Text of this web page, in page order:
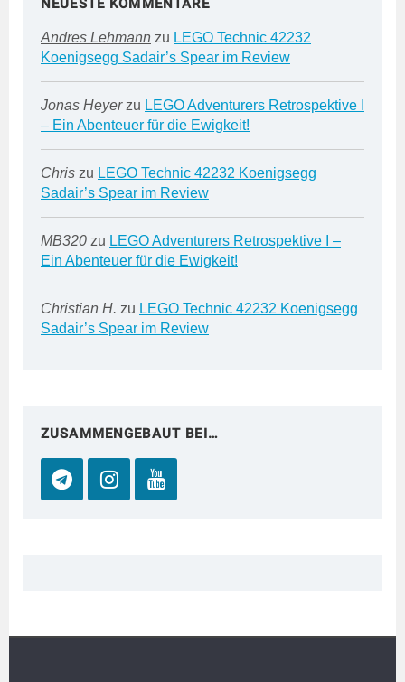
NEUESTE KOMMENTARE
Andres Lehmann zu LEGO Technic 42232
Koenigsegg Sadair’s Spear im Review
Jonas Heyerzu LEGO Adventurers Retrospektive I
– Ein Abenteuer für die Ewigkeit!
Chris zu LEGO Technic 42232 Koenigsegg
Sadair’s Spear im Review
MB320 zu LEGO Adventurers Retrospektive I –
Ein Abenteuer für die Ewigkeit!
Christian H. zu LEGO Technic 42232 Koenigsegg
Sadair’s Spear im Review
ZUSAMMENGEBAUT BEI…